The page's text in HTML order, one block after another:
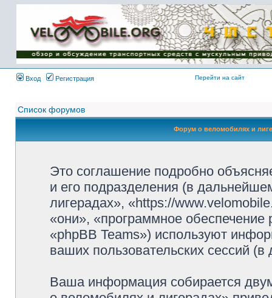
Имя пользователя:
Пароль:
{ LOG_ME_IN_SHORT
}
Вход
Регистрация Перейти на сайт
Список форумов
Форум о веломобилях и
Это соглашение подробно
и его подразделения (в
лигерадах», «https://
«они», «программное
«phpBB Teams») используют
ваших пользовательских сессий
Ваша информация собирается